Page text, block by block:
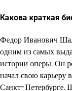
Какова краткая
Федор Иванович
одним из самых
истории оперы. Он
начал свою карьеру
Санкт-Петербурге.